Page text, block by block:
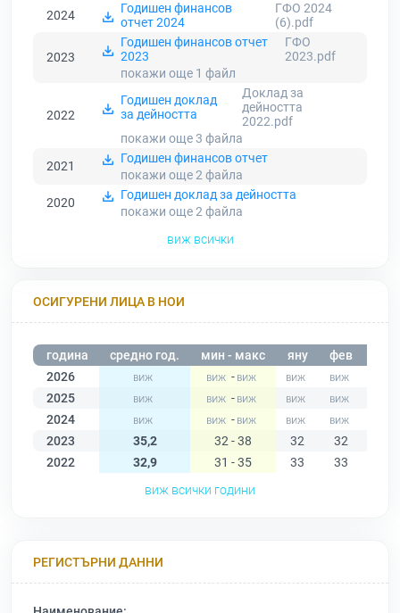
2024
Годишен финансов
отчет 2024
ГФО 2024
(6).pdf
2023
Годишен финансов отчет
2023
ГФО
2023.pdf
покажи още 1 файл
2022
Годишен доклад
за дейността
Доклад за
дейността
2022.pdf
покажи още 3 файла
2021
Годишен финансов отчет
покажи още 2файла
2020
Годишен доклад за дейността
покажи още 2файла
виж всички
ОСИГУРЕНИ ЛИЦА В НОИ
година средно год. мин - макс яну фев
2026
-
2025
-
2024
-
2023
35,2 32 - 38 32 32
2022
32,9 31 - 35 33 33
виж всички години
РЕГИСТЪРНИ ДАННИ